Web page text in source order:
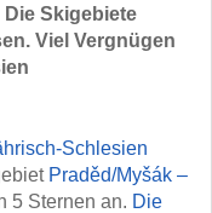
Skigebiete
Viel Vergnügen
Schlesien
Praděd/​Myšák –
5 Sternen an. Die